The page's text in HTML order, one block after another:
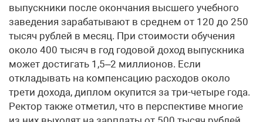
выпускники после окончания высшего учебного
заведения зарабатывают в среднем от 120 до 250
тысяч рублей в месяц. При стоимости обучения
около 400 тысяч в год годовой доход выпускника
может достигать 1,5–2 миллионов. Если
откладывать на компенсацию расходов около
трети дохода, диплом окупится за три-четыре года.
Ректор также отметил, что в перспективе многие